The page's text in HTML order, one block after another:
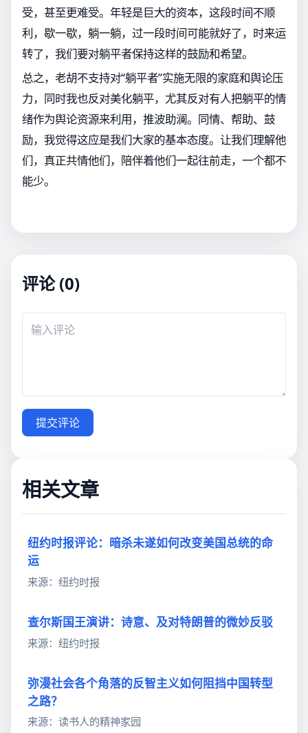
受，甚至更难受。年轻是巨大的资本，这段时间不顺
利，歇一歇，躺一躺，过一段时间可能就好了，时来运
转了，我们要对躺平者保持这样的鼓励和希望。
总之，老胡不支持对“躺平者”实施无限的家庭和舆论压
力，同时我也反对美化躺平，尤其反对有人把躺平的情
绪作为舆论资源来利用，推波助澜。同情、帮助、鼓
励，我觉得这应是我们大家的基本态度。让我们理解他
们，真正共情他们，陪伴着他们一起往前走，一个都不
能少。
评论 (0)
提交评论
相关文章
纽约时报评论：暗杀未遂如何改变美国总统的命
运
来源：纽约时报
查尔斯国王演讲：诗意、及对特朗普的微妙反驳
来源：纽约时报
弥漫社会各个角落的反智主义如何阻挡中国转型
之路？
来源：读书人的精神家园